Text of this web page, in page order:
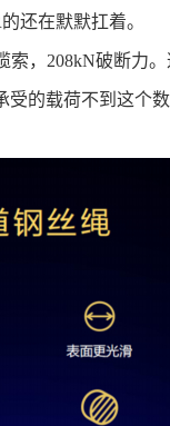
还在默默扛着。
索，208kN破断力
的载荷不到这个